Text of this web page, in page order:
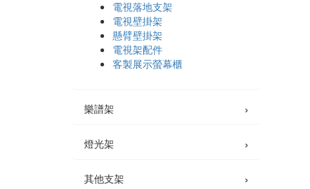
電視落地支架
電視壁掛架
懸臂壁掛架
電視架配件
客製展示螢幕櫃
樂譜架 ›
燈光架 ›
其他支架 ›